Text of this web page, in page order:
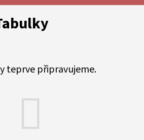
teprve připravujeme.